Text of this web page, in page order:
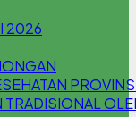
2026
TRADISIONAL